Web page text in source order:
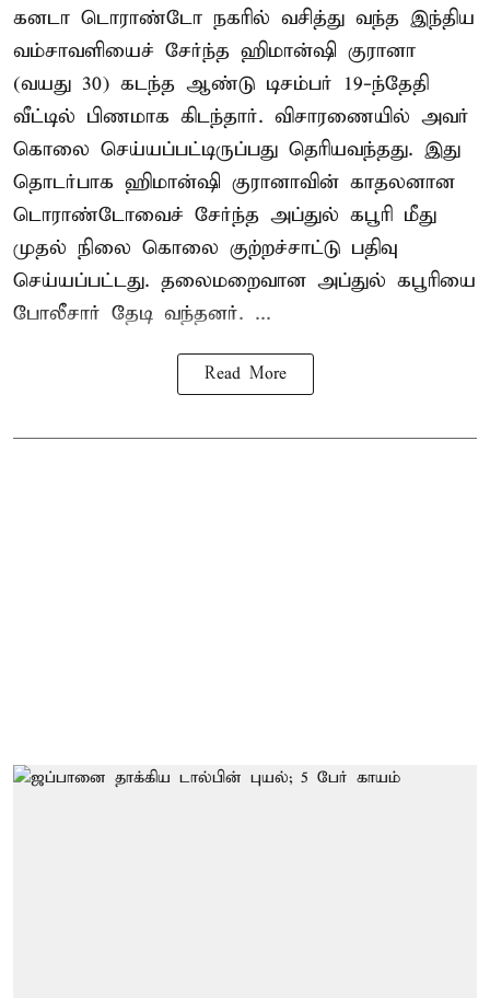
கனடா டொராண்டோ நகரில் வசித்து வந்த இந்திய
வம்சாவளியைச் சேர்ந்த ஹிமான்ஷி குரானா
(வயது 30) கடந்த ஆண்டு டிசம்பர் 19-ந்தேதி
வீட்டில் பிணமாக கிடந்தார். விசாரணையில் அவர்
கொலை செய்யப்பட்டிருப்பது தெரியவந்தது. இது
தொடர்பாக ஹிமான்ஷி குரானாவின் காதலனான
டொராண்டோவைச் சேர்ந்த அப்துல் கபூரி மீது
முதல் நிலை கொலை குற்றச்சாட்டு பதிவு
செய்யப்பட்டது. தலைமறைவான அப்துல் கபூரியை
போலீசார் தேடி வந்தனர். ...
Read More